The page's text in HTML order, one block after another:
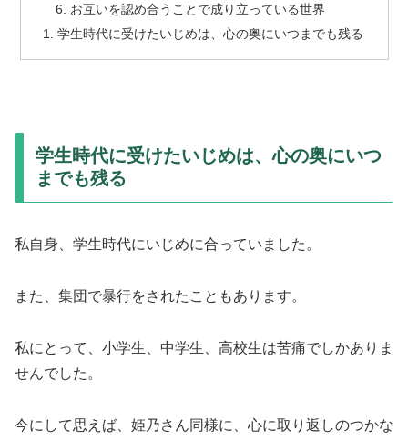
お互いを認め合うことで成り立っている世界
学生時代に受けたいじめは、心の奥にいつまでも残る
学生時代に受けたいじめは、心の奥にいつ
までも残る
私自身、学生時代にいじめに合っていました。
また、集団で暴行をされたこともあります。
私にとって、小学生、中学生、高校生は苦痛でしかありま
せんでした。
今にして思えば、姫乃さん同様に、心に取り返しのつかな